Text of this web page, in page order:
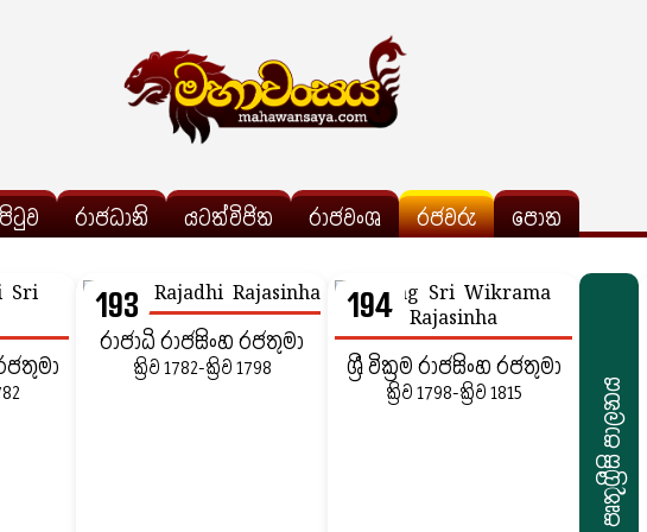
රාජධානි යටත්විජිත රාජවංශ රජවරු පොත
193
රාජාධි රාජසිංහ රජතුමා
ක්‍රිව 1782-ක්‍රිව 1798
194
ශ්‍රී වික්‍රම රාජසිංහ රජතුමා
ක්‍රිව 1798-ක්‍රිව 1815 පෘතුග්‍රීසි පාලනය